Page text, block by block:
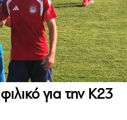
για την Κ23